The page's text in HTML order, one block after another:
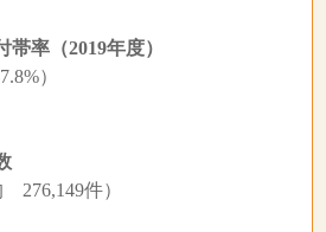
帯率（2019年度）
）
件）